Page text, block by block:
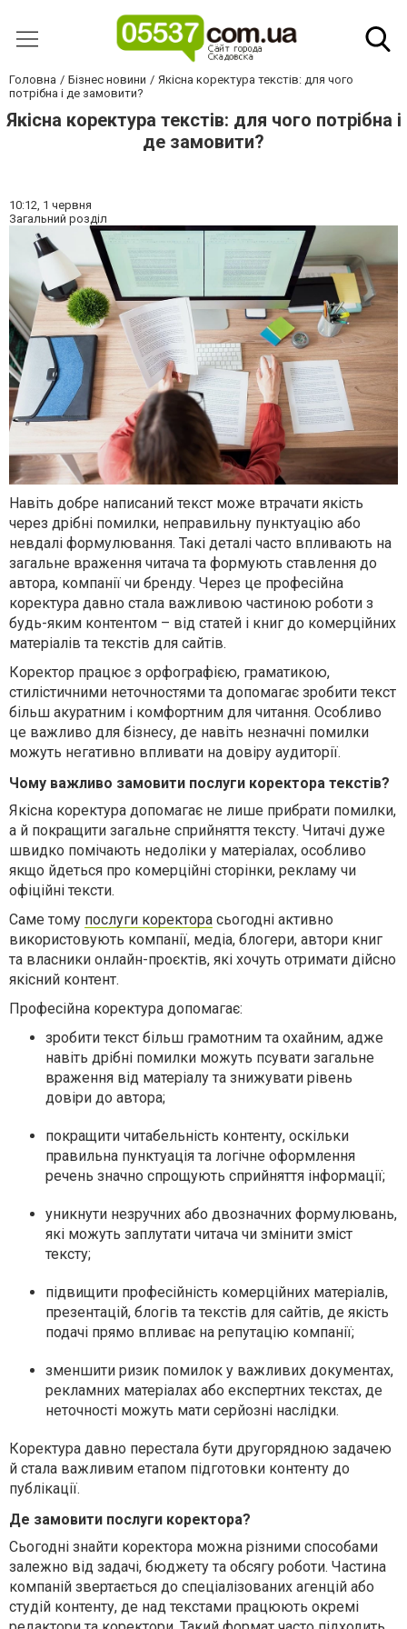
Головна Бізнес новини
Якісна коректура текстів: для чого
потрібна і де замовити?
Якісна коректура текстів: для чого потрібна і
де замовити?
10:12, 1 червня
Загальний розділ
Навіть добре написаний текст може втрачати якість
через дрібні помилки, неправильну пунктуацію або
невдалі формулювання. Такі деталі часто впливають на
загальне враження читача та формують ставлення до
автора, компанії чи бренду. Через це професійна
коректура давно стала важливою частиною роботи з
будь-яким контентом – від статей і книг до комерційних
матеріалів та текстів для сайтів.
Коректор працює з орфографією, граматикою,
стилістичними неточностями та допомагає зробити текст
більш акуратним і комфортним для читання. Особливо
це важливо для бізнесу, де навіть незначні помилки
можуть негативно впливати на довіру аудиторії.
Чому важливо замовити послуги коректора текстів?
Якісна коректура допомагає не лише прибрати помилки,
а й покращити загальне сприйняття тексту. Читачі дуже
швидко помічають недоліки у матеріалах, особливо
якщо йдеться про комерційні сторінки, рекламу чи
офіційні тексти.
Саме тому послуги коректора сьогодні активно
використовують компанії, медіа, блогери, автори книг
та власники онлайн-проєктів, які хочуть отримати дійсно
якісний контент.
Професійна коректура допомагає:
зробити текст більш грамотним та охайним, адже
навіть дрібні помилки можуть псувати загальне
враження від матеріалу та знижувати рівень
довіри до автора;
покращити читабельність контенту, оскільки
правильна пунктуація та логічне оформлення
речень значно спрощують сприйняття інформації;
уникнути незручних або двозначних формулювань,
які можуть заплутати читача чи змінити зміст
тексту;
підвищити професійність комерційних матеріалів,
презентацій, блогів та текстів для сайтів, де якість
подачі прямо впливає на репутацію компанії;
зменшити ризик помилок у важливих документах,
рекламних матеріалах або експертних текстах, де
неточності можуть мати серйозні наслідки.
Коректура давно перестала бути другорядною задачею
й стала важливим етапом підготовки контенту до
публікації.
Де замовити послуги коректора?
Сьогодні знайти коректора можна різними способами
залежно від задачі, бюджету та обсягу роботи. Частина
компаній звертається до спеціалізованих агенцій або
студій контенту, де над текстами працюють окремі